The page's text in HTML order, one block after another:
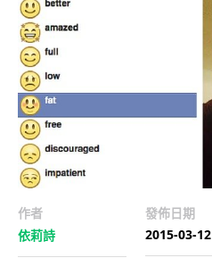
作者
依莉詩
發佈日期
2015-03-12